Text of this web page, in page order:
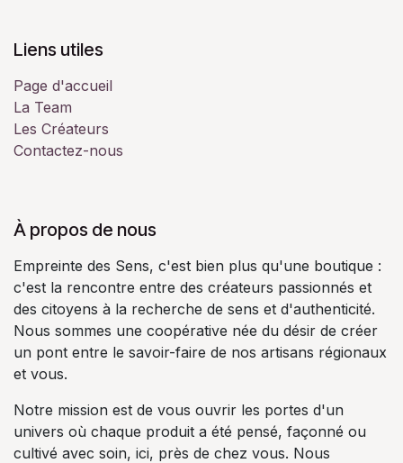
Liens utiles
Page d'accueil
La Team
Les Créateurs
Contactez-nous
À propos de nous
Empreinte des Sens, c'est bien plus qu'une boutique :
c'est la rencontre entre des créateurs passionnés et
des citoyens à la recherche de sens et d'authenticité.
Nous sommes une coopérative née du désir de créer
un pont entre le savoir-faire de nos artisans régionaux
et vous.
Notre mission est de vous ouvrir les portes d'un
univers où chaque produit a été pensé, façonné ou
cultivé avec soin, ici, près de chez vous. Nous